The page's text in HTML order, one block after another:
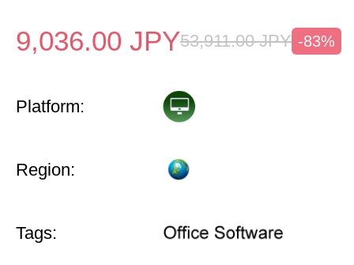
9,036.00 JPY53,911.00 JPY -83%
Platform:
Region:
Tags: